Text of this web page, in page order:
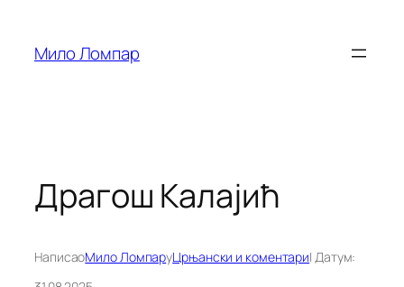
садржај
Мило Ломпар
Драгош Калајић
НаписаоМило ЛомпаруЦрњански и коментари| Датум: